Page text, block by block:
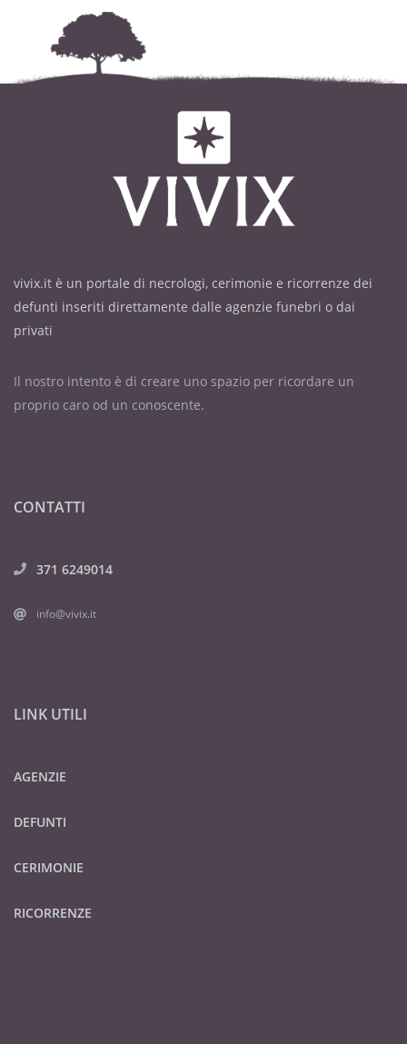
vivix.it è un portale di necrologi, cerimonie e ricorrenze dei
defunti inseriti direttamente dalle agenzie funebri o dai
privati
Il nostro intento è di creare uno spazio per ricordare un
proprio caro od un conoscente.
CONTATTI
371 6249014
info@vivix.it
LINK UTILI
AGENZIE
DEFUNTI
CERIMONIE
RICORRENZE